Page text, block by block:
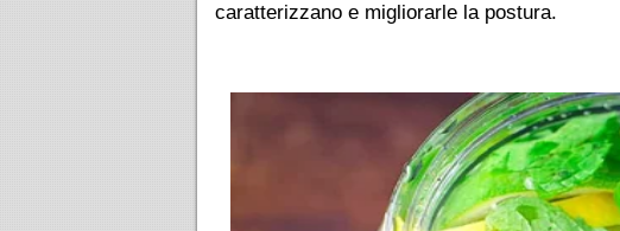
caratterizzano e migliorarle la postura.